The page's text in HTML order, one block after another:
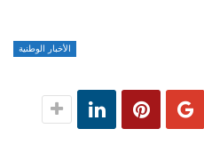
الأخبار الوطنية